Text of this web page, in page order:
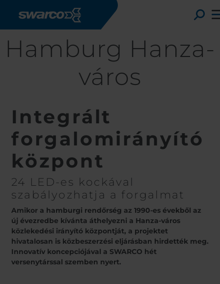
Choose your country:
Africa
Austria
Belgium
Chile
Finland
France
Germany
Hamburg Hanza-
város
Integrált
forgalomirányító
központ
24 LED-es kockával
szabályozhatja a forgalmat
Amikor a hamburgi rendőrség az 1990-es évekből az
új évezredbe kívánta áthelyezni a Hanza-város
közlekedési irányító központját, a projektet
hivatalosan is közbeszerzési eljárásban hirdették meg.
Innovatív koncepciójával a SWARCO hét
versenytárssal szemben nyert.